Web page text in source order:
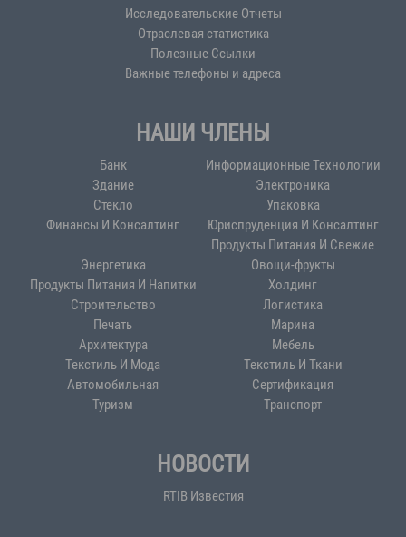
Ассоциации Российских и Турецких предпринимателей
(RTIB) выступил с речью
От имени Ассоциации RTİB https://t.me/rtib_org/3086мы
23.05.2026
Мы благодарим компании, поддержавшие
мероприятие «Дни карьеры»!
Мы благодарим компании, поддержавшие мероприятие
«Дни карьеры».
22.05.2026
Исследовательские Отчеты
Отраслевая статистика
Полезные Ссылки
Важные телефоны и адреса
НАШИ ЧЛЕНЫ
Банк
Информационные Технологии
Здание
Электроника
Стекло
Упаковка
Финансы И Консалтинг
Юриспруденция И Консалтинг
Энергетика
Продукты Питания И Свежие
Овощи-фрукты
Продукты Питания И Напитки
Холдинг
Строительство
Логистика
Печать
Марина
Архитектура
Мебель
Текстиль И Мода
Текстиль И Ткани
Автомобильная
Сертификация
Туризм
Транспорт
НОВОСТИ
RTIB Известия